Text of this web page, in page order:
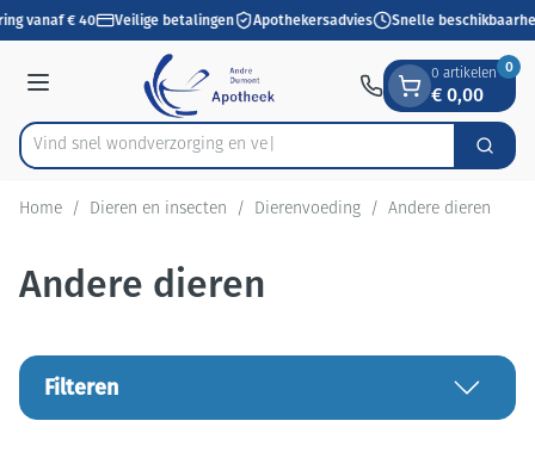
Ga naar de inhoud
1 van 1
vanaf € 40 Veilige betalingen Apothekersadvies Snelle
Menu
Product, merk, categorie...
Vind snel wondverzo Zoek
0 artikelen
€ 0,00
0
Home / Dieren en insecten / Dierenvoeding / Andere dieren
Andere dieren
Filteren